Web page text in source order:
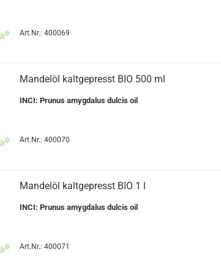
Art.Nr.: 400069
Mandelöl kaltgepresst BIO 500 ml
INCI: Prunus amygdalus dulcis oil
Art.Nr.: 400070
Mandelöl kaltgepresst BIO 1 l
INCI: Prunus amygdalus dulcis oil
Art.Nr.: 400071